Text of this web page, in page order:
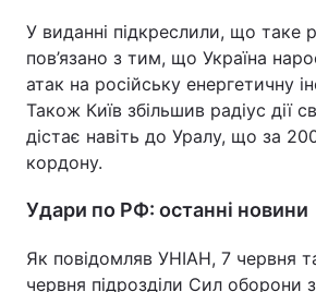
У виданні підкреслили, що таке
пов’язано з тим, що Україна
атак на російську енергетичну
Також Київ збільшив радіус дії
дістає навіть до Уралу, що за
кордону.
Удари по РФ: останні новини
Як повідомляв УНІАН, 7 червня
червня підрозділи Сил оборони